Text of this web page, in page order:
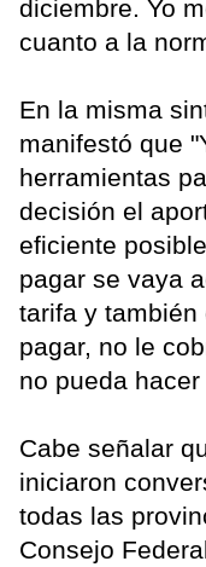
diciembre. Yo
cuanto a la
En la misma
manifestó que
herramientas
decisión el
eficiente
pagar se vaya
tarifa y
pagar, no le
no pueda hacer
Cabe señalar
iniciaron
todas las
Consejo